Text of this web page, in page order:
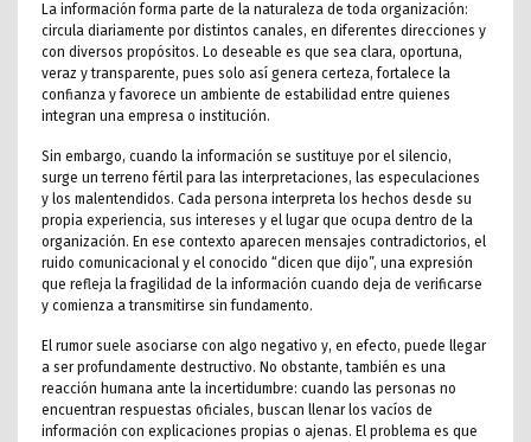
La información forma parte de la naturaleza de toda organización:
circula diariamente por distintos canales, en diferentes direcciones y
con diversos propósitos. Lo deseable es que sea clara, oportuna,
veraz y transparente, pues solo así genera certeza, fortalece la
confianza y favorece un ambiente de estabilidad entre quienes
integran una empresa o institución.
Sin embargo, cuando la información se sustituye por el silencio,
surge un terreno fértil para las interpretaciones, las especulaciones
y los malentendidos. Cada persona interpreta los hechos desde su
propia experiencia, sus intereses y el lugar que ocupa dentro de la
organización. En ese contexto aparecen mensajes contradictorios, el
ruido comunicacional y el conocido “dicen que dijo”, una expresión
que refleja la fragilidad de la información cuando deja de verificarse
y comienza a transmitirse sin fundamento.
El rumor suele asociarse con algo negativo y, en efecto, puede llegar
a ser profundamente destructivo. No obstante, también es una
reacción humana ante la incertidumbre: cuando las personas no
encuentran respuestas oficiales, buscan llenar los vacíos de
información con explicaciones propias o ajenas. El problema es que